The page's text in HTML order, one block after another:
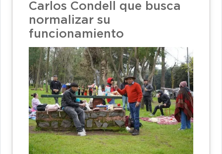
Carlos Condell que busca
normalizar su
funcionamiento